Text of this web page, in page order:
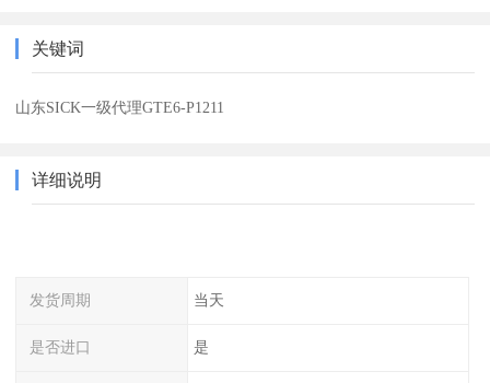
关键词
山东SICK一级代理GTE6-P1211
详细说明
发货周期 当天
是否进口 是